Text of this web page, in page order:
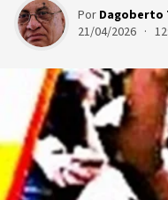
Por Dagoberto
21/04/2026 ·